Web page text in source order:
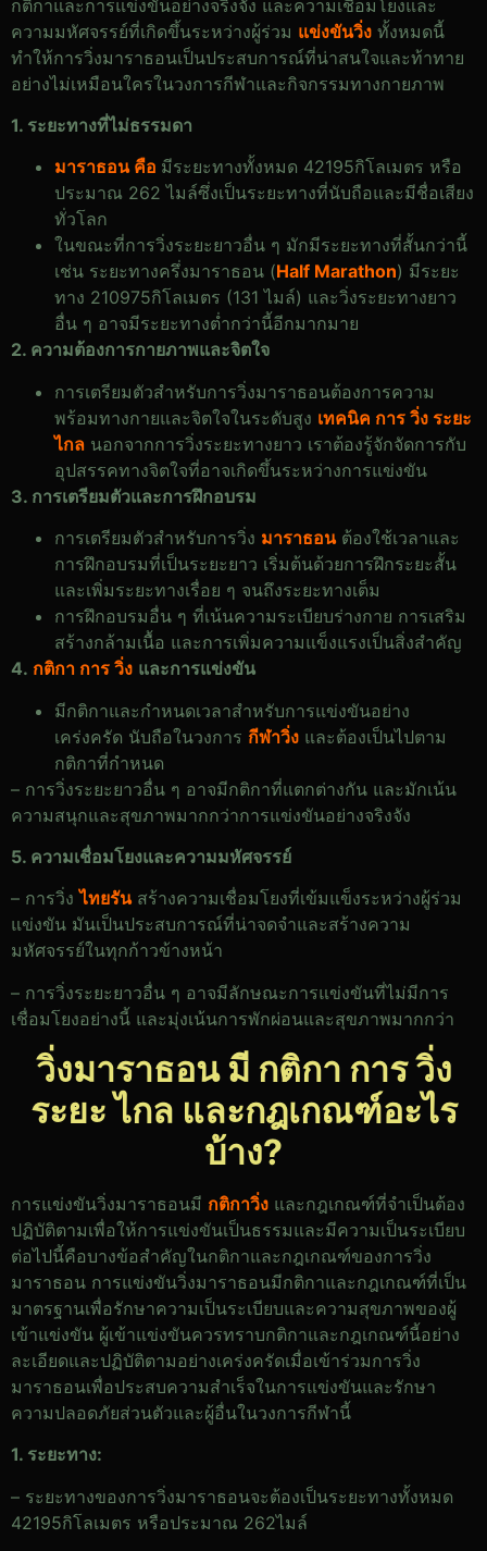
กติกาและการแข่งขันอย่างจริงจัง และความเชื่อมโยงและ
ความมหัศจรรย์ที่เกิดขึ้นระหว่างผู้ร่วม แข่งขันวิ่ง ทั้งหมดนี้
ทำให้การวิ่งมาราธอนเป็นประสบการณ์ที่น่าสนใจและท้าทาย
อย่างไม่เหมือนใครในวงการกีฬาและกิจกรรมทางกายภาพ
1. ระยะทางที่ไม่ธรรมดา
มาราธอน คือ มีระยะทางทั้งหมด 42195กิโลเมตร หรือ
ประมาณ 262 ไมล์ซึ่งเป็นระยะทางที่นับถือและมีชื่อเสียง
ทั่วโลก
ในขณะที่การวิ่งระยะยาวอื่น ๆ มักมีระยะทางที่สั้นกว่านี้
เช่น ระยะทางครึ่งมาราธอน (Half Marathon) มีระยะ
ทาง 210975กิโลเมตร (131 ไมล์) และวิ่งระยะทางยาว
อื่น ๆ อาจมีระยะทางต่ำกว่านี้อีกมากมาย
2. ความต้องการกายภาพและจิตใจ
การเตรียมตัวสำหรับการวิ่งมาราธอนต้องการความ
พร้อมทางกายและจิตใจในระดับสูง เทคนิค การ วิ่ง ระยะ
ไกล นอกจากการวิ่งระยะทางยาว เราต้องรู้จักจัดการกับ
อุปสรรคทางจิตใจที่อาจเกิดขึ้นระหว่างการแข่งขัน
3. การเตรียมตัวและการฝึกอบรม
การเตรียมตัวสำหรับการวิ่ง มาราธอนต้องใช้เวลาและ
การฝึกอบรมที่เป็นระยะยาว เริ่มต้นด้วยการฝึกระยะสั้น
และเพิ่มระยะทางเรื่อย ๆ จนถึงระยะทางเต็ม
การฝึกอบรมอื่น ๆ ที่เน้นความระเบียบร่างกาย การเสริม
สร้างกล้ามเนื้อ และการเพิ่มความแข็งแรงเป็นสิ่งสำคัญ
4. กติกา การ วิ่ง และการแข่งขัน
มีกติกาและกำหนดเวลาสำหรับการแข่งขันอย่าง
เคร่งครัด นับถือในวงการ กีฬาวิ่ง และต้องเป็นไปตาม
กติกาที่กำหนด
– การวิ่งระยะยาวอื่น ๆ อาจมีกติกาที่แตกต่างกัน และมักเน้น
ความสนุกและสุขภาพมากกว่าการแข่งขันอย่างจริงจัง
5. ความเชื่อมโยงและความมหัศจรรย์
– การวิ่งไทยรันสร้างความเชื่อมโยงที่เข้มแข็งระหว่างผู้ร่วม
แข่งขัน มันเป็นประสบการณ์ที่น่าจดจำและสร้างความ
มหัศจรรย์ในทุกก้าวข้างหน้า
– การวิ่งระยะยาวอื่น ๆ อาจมีลักษณะการแข่งขันที่ไม่มีการ
เชื่อมโยงอย่างนี้ และมุ่งเน้นการพักผ่อนและสุขภาพมากกว่า
วิ่งมาราธอน มี กติกา การ วิ่ง
ระยะ ไกล และกฎเกณฑ์อะไร
บ้าง?
การแข่งขันวิ่งมาราธอนมี กติกาวิ่ง และกฎเกณฑ์ที่จำเป็นต้อง
ปฏิบัติตามเพื่อให้การแข่งขันเป็นธรรมและมีความเป็นระเบียบ
ต่อไปนี้คือบางข้อสำคัญในกติกาและกฎเกณฑ์ของการวิ่ง
มาราธอน การแข่งขันวิ่งมาราธอนมีกติกาและกฎเกณฑ์ที่เป็น
มาตรฐานเพื่อรักษาความเป็นระเบียบและความสุขภาพของผู้
เข้าแข่งขัน ผู้เข้าแข่งขันควรทราบกติกาและกฎเกณฑ์นี้อย่าง
ละเอียดและปฏิบัติตามอย่างเคร่งครัดเมื่อเข้าร่วมการวิ่ง
มาราธอนเพื่อประสบความสำเร็จในการแข่งขันและรักษา
ความปลอดภัยส่วนตัวและผู้อื่นในวงการกีฬานี้
1. ระยะทาง:
– ระยะทางของการวิ่งมาราธอนจะต้องเป็นระยะทางทั้งหมด
42195กิโลเมตร หรือประมาณ 262ไมล์